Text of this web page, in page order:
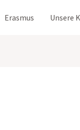
Erasmus Unsere